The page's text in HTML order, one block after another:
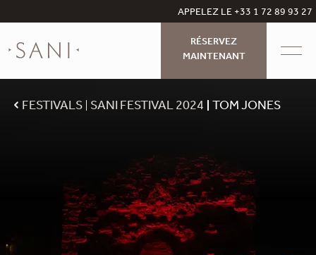
APPELEZ LE +33 1 72 89 93 27
RÉSERVEZ
MAINTENANT
FESTIVALS SANI FESTIVAL 2024 TOM JONES